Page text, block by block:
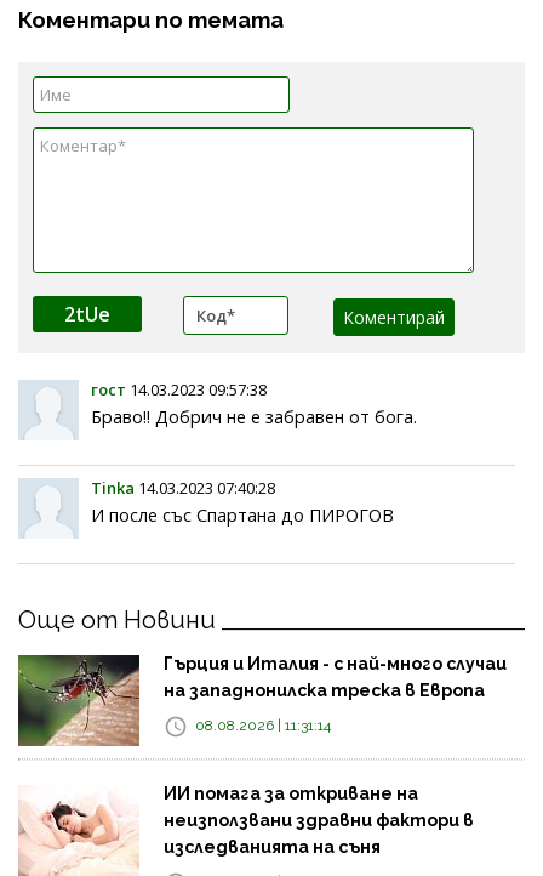
Коментари по темата
2tUe
гост 14.03.2023 09:57:38
Браво!! Добрич не е забравен от бога.
Tinka 14.03.2023 07:40:28
И после със Спартана до ПИРОГОВ
Още от Новини
Гърция и Италия - с най-много случаи
на западнонилска треска в Европа
08.08.2026 | 11:31:14
ИИ помага за откриване на
неизползвани здравни фактори в
изследванията на съня